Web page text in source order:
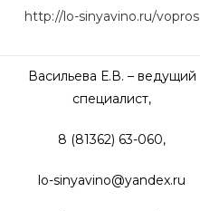
http://lo-sinyavino.ru/vopros
Васильева Е.В. – ведущий
специалист,
8 (81362) 63-060,
lo-sinyavino@yandex.ru